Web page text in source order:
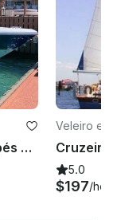
Console central Intrepid de 37 pés para 12 pessoas em St John, Ilhas Virgens dos EUA
Veleiro em
Cruzeiro
5.0
$197/hora